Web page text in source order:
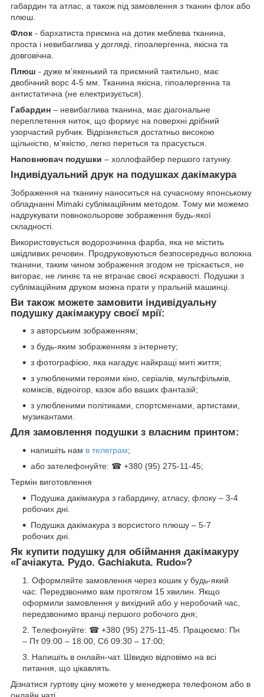
габардин та атлас, а також під замовлення з тканин флок або
плюш.
Флок - бархатиста приємна на дотик меблева тканина,
проста і невибаглива у догляді, гіпоалергенна, якісна та
довговічна.
Плюш - дуже мʼякенький та приємний тактильно, має
двобічний ворс 4-5 мм. Тканина якісна, гіпоалергенна та
антистатична (не електризується).
Габардин – невибаглива тканина, має діагональне
переплетення ниток, що формує на поверхні дрібний
узорчастий рубчик. Відрізняється достатньо високою
щільністю, мʼякістю, легко переться та прасується.
Наповнювач подушки – холлофайбер першого гатунку.
Індивідуальний друк на подушках дакімакура
Зображення на тканину наноситься на сучасному японському
обладнанні Mimaki сублімаційним методом. Тому ми можемо
надрукувати повнокольорове зображення будь-якої
складності.
Використовується водорозчинна фарба, яка не містить
шкідливих речовин. Продруковуються безпосередньо волокна
тканини, таким чином зображення згодом не тріскається, не
вигорає, не линяє та не втрачає своєї яскравості. Подушки з
сублімаційним друком можна прати у пральній машинці.
Ви також можете замовити індивідуальну
подушку дакімакуру своєї мрії:
з авторським зображенням;
з будь-яким зображенням з інтернету;
з фотографією, яка нагадує найкращі миті життя;
з улюбленими героями кіно, серіалів, мультфільмів,
коміксів, відеоігор, казок або ваших фантазій;
з улюбленими політиками, спортсменами, артистами,
музикантами.
Для замовлення подушки з власним принтом:
напишіть нам в телеграм;
або зателефонуйте: ☎ +380 (95) 275-11-45;
Термін виготовлення
Подушка дакімакура з габардину, атласу, флоку – 3-4
робочих дні.
Подушка дакімакура з ворсистого плюшу – 5-7
робочих дні.
Як купити подушку для обіймання дакімакуру
«Гачіакута. Рудо. Gachiakuta. Rudo»?
Оформляйте замовлення через кошик у будь-який
час. Передзвонимо вам протягом 15 хвилин. Якщо
оформили замовлення у вихідний або у неробочий час,
передзвонимо вранці першого робочого дня;
Телефонуйте: ☎ +380 (95) 275-11-45. Працюємо: Пн
– Пт 09:00 – 18:00, Сб 09:30 – 17:00;
Напишіть в онлайн-чат. Швидко відповімо на всі
питання, що цікавлять.
Дізнатися гуртову ціну можете у менеджера телефоном або в
онлайн чаті.